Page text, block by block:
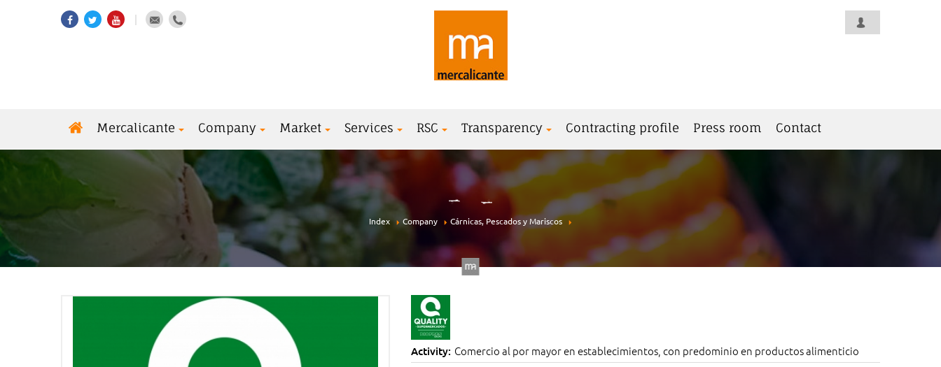
Mercalicante Company Market Services RSC Transparency Contracting profile Press room Contact
Index Company Cárnicas, Pescados y Mariscos
Activity: Comercio al por mayor en establecimientos, con predominio en productos alimenticio